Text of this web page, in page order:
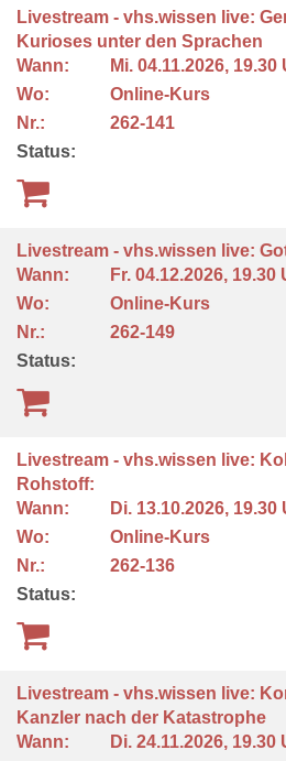
Livestream - vhs.wissen live:
Kurioses unter den Sprachen
Wann:
Mi. 04.11.2026, 19.30
Wo:
Online-Kurs
Nr.:
262-141
Status:
Livestream - vhs.wissen live:
Wann:
Fr. 04.12.2026, 19.30
Wo:
Online-Kurs
Nr.:
262-149
Status:
Livestream - vhs.wissen live:
Rohstoff:
Wann:
Di. 13.10.2026, 19.30
Wo:
Online-Kurs
Nr.:
262-136
Status:
Livestream - vhs.wissen live:
Kanzler nach der Katastrophe
Wann:
Di. 24.11.2026, 19.30